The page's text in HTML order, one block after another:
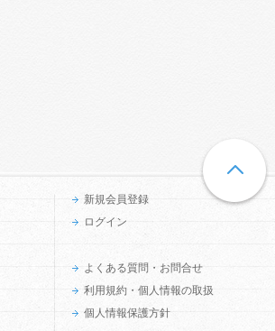
新規会員登録
ログイン
よくある質問・お問合せ
利用規約・個人情報の取扱
個人情報保護方針